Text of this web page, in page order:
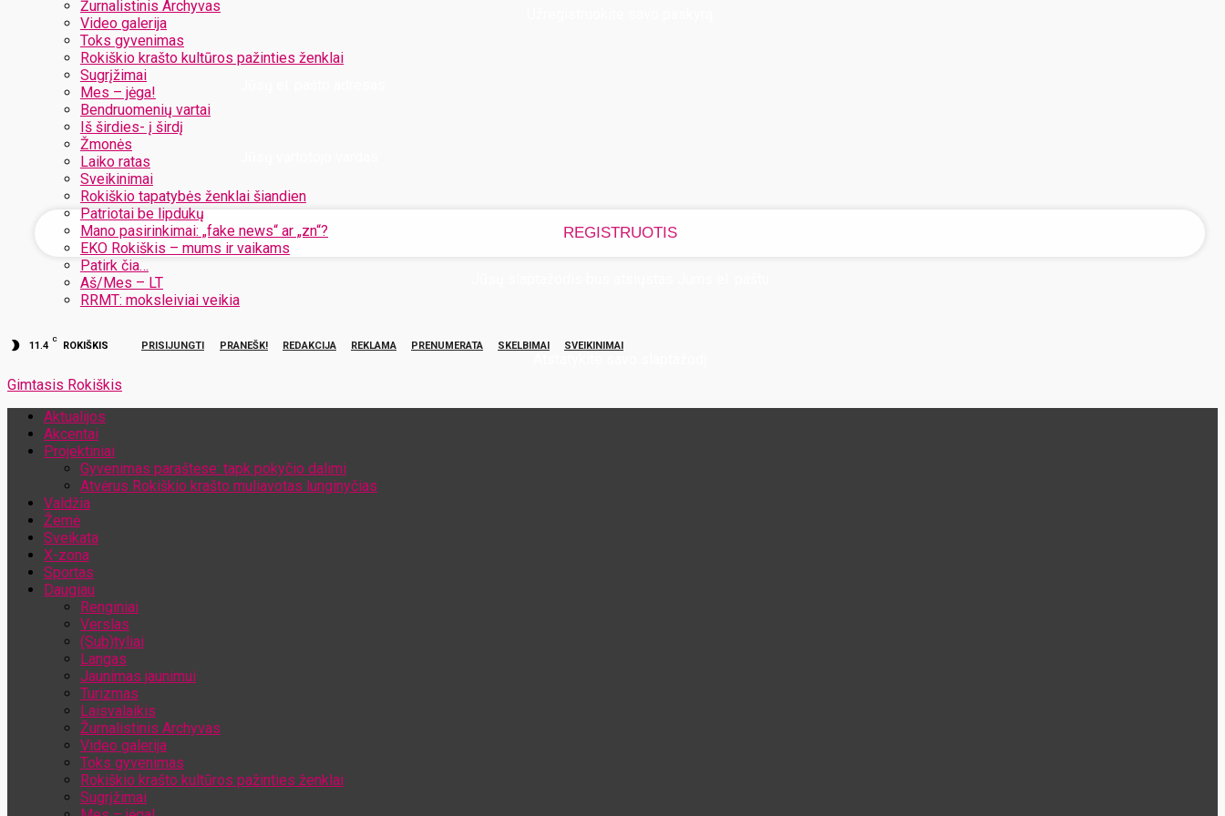
Žurnalistinis Archyvas
Video galerija
Toks gyvenimas
Rokiškio krašto kultūros pažinties ženklai
Sugrįžimai
Mes – jėga!
Bendruomenių vartai
Iš širdies- į širdį
Žmonės
Laiko ratas
Sveikinimai
Rokiškio tapatybės ženklai šiandien
Patriotai be lipdukų
Mano pasirinkimai: „fake news“ ar „zn“?
EKO Rokiškis – mums ir vaikams
Patirk čia…
Aš/Mes – LT
RRMT: moksleiviai veikia
11.4
C
ROKIŠKIS PRISIJUNGTI PRANEŠK! REDAKCIJA REKLAMA PRENUMERATA SKELBIMAI SVEIKINIMAI
Gimtasis Rokiškis
Aktualijos
Akcentai
Projektiniai
Gyvenimas paraštėse: tapk pokyčio dalimi
Atvėrus Rokiškio krašto muliavotas lunginyčias
Valdžia
Žemė
Sveikata
X-zona
Sportas
Daugiau
Renginiai
Verslas
(Sub)tyliai
Langas
Jaunimas jaunimui
Turizmas
Laisvalaikis
Žurnalistinis Archyvas
Video galerija
Toks gyvenimas
Rokiškio krašto kultūros pažinties ženklai
Sugrįžimai